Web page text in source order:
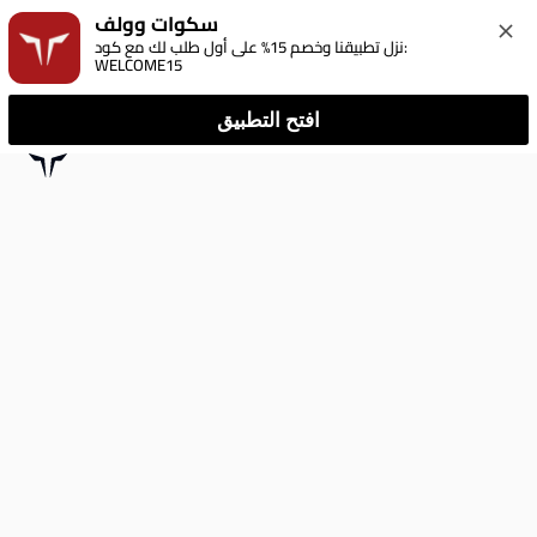
سكوات وولف
نزل تطبيقنا وخصم 15% على أول طلب لك مع كود:
WELCOME15
افتح التطبيق